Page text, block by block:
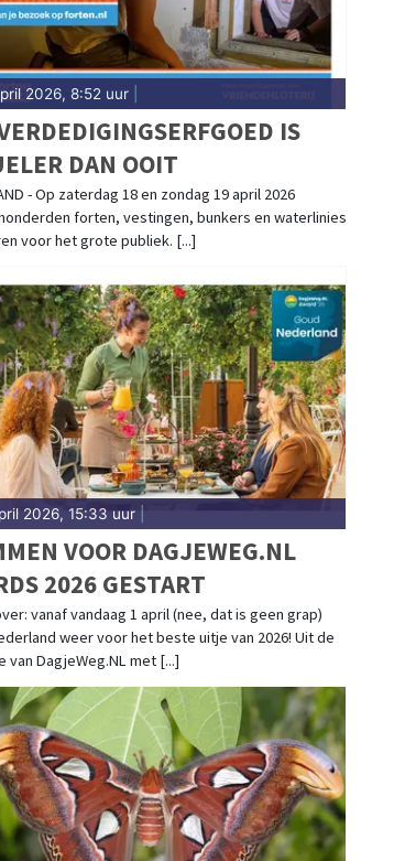
2026, 8:52 uur|
IS
DAN OOIT
- Op zaterdag 18 en zondag 19 april 2026
forten, vestingen, bunkers en waterlinies
voor het grote publiek. [...]
2026, 15:33 uur|
VOOR DAGJEWEG.NL
2026 GESTART
vanaf vandaag 1 april (nee, dat is geen grap)
weer voor het beste uitje van 2026! Uit de
van DagjeWeg.NL met [...]